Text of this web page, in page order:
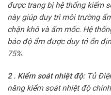
được trang bị hệ thống kiểm
này giúp duy trì môi trường
chặn khô và ẩm mốc. Hệ
bảo độ ẩm được duy trì ổn
75%.
2 . Kiểm soát nhiệt độ:Tủ
năng kiểm soát nhiệt độ